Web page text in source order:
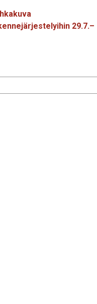
29.7.–